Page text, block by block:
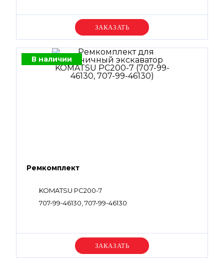
Уточняйте цену
В наличии
Ремкомплект
KOMATSU PC200-7
707-99-46130, 707-99-46130
Уточняйте цену